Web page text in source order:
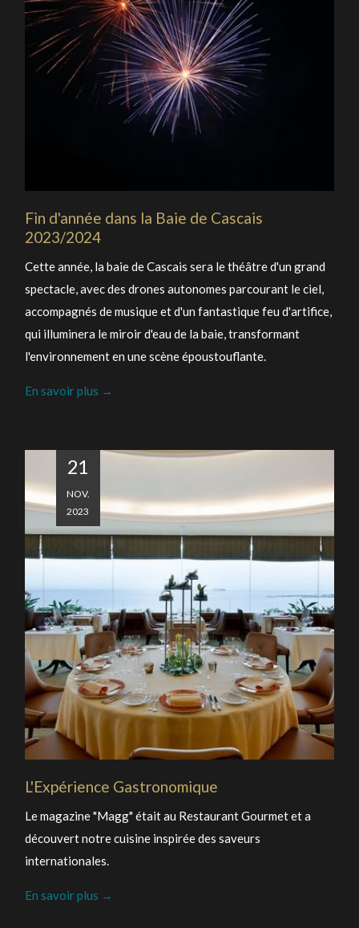
Fin d'année dans la Baie de Cascais
2023/2024
Cette année, la baie de Cascais sera le théâtre d'un grand
spectacle, avec des drones autonomes parcourant le ciel,
accompagnés de musique et d'un fantastique feu d'artifice,
qui illuminera le miroir d'eau de la baie, transformant
l'environnement en une scène époustouflante.
En savoir plus
21
NOV.
2023
L'Expérience Gastronomique
Le magazine "Magg" était au Restaurant Gourmet et a
découvert notre cuisine inspirée des saveurs
internationales.
En savoir plus